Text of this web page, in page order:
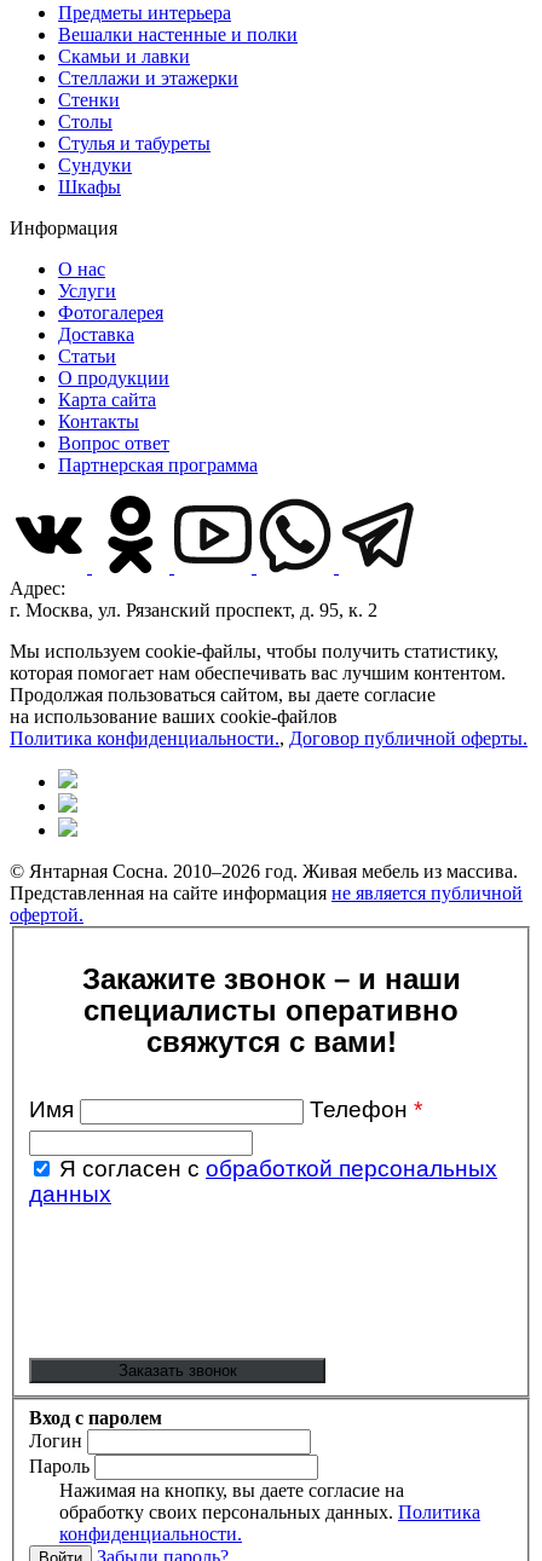
Предметы интерьера
Вешалки настенные и полки
Скамьи и лавки
Стеллажи и этажерки
Стенки
Столы
Стулья и табуреты
Сундуки
Шкафы
Информация
О нас
Услуги
Фотогалерея
Доставка
Статьи
О продукции
Карта сайта
Контакты
Вопрос ответ
Партнерская программа
Адрес:
г. Москва, ул. Рязанский проспект, д. 95, к. 2
Мы используем cookie-файлы, чтобы получить статистику,
которая помогает нам обеспечивать вас лучшим контентом.
Продолжая пользоваться сайтом, вы даете согласие
на использование ваших cookie-файлов
Политика конфиденциальности., Договор публичной оферты.
© Янтарная Сосна. 2010–2026 год. Живая мебель из массива.
Представленная на сайте информация не является публичной
офертой.
Закажите звонок – и наши
специалисты оперативно
свяжутся с вами!
Имя Телефон *
Я согласен с обработкой персональных
данных
Вход с паролем
Логин
Пароль
Нажимая на кнопку, вы даете согласие на
обработку своих персональных данных. Политика
конфиденциальности.
Забыли пароль?